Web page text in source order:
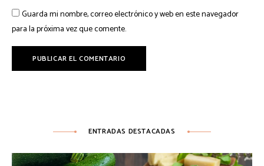
Guarda mi nombre, correo electrónico y web en este navegador
para la próxima vez que comente.
ENTRADAS DESTACADAS